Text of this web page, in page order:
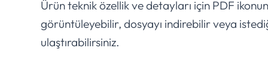
Ürün teknik özellik ve detayları için PDF
görüntüleyebilir, dosyayı indirebilir veya
ulaştırabilirsiniz.